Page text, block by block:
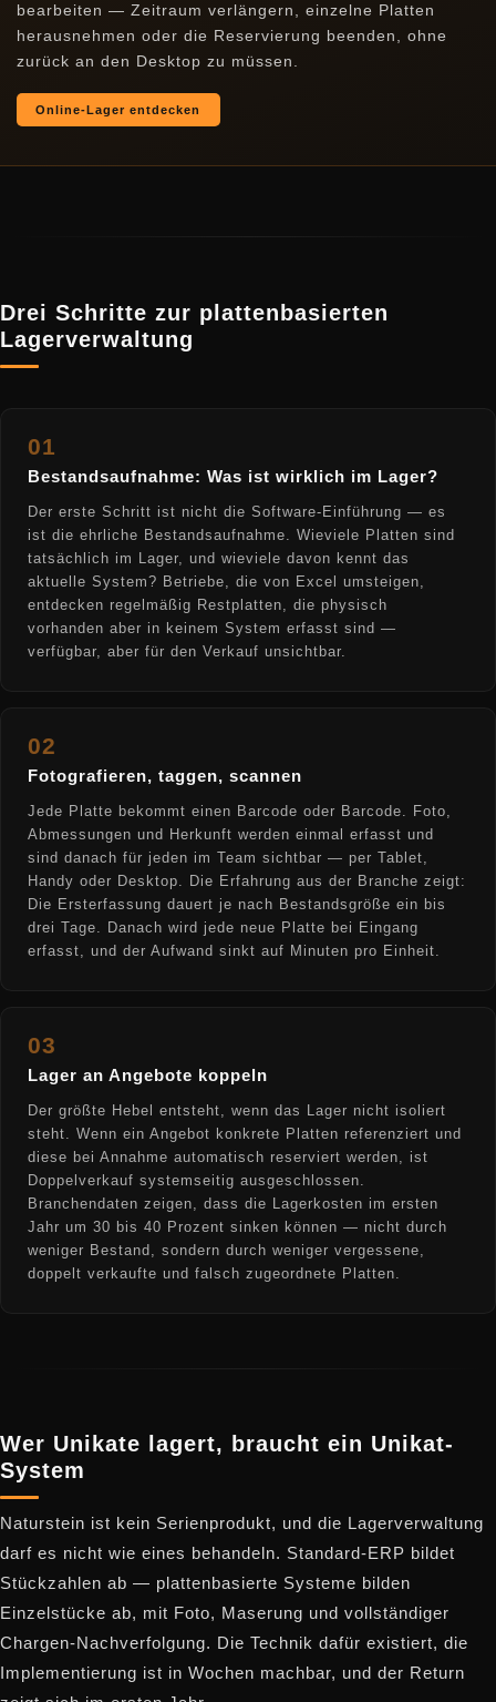
bearbeiten — Zeitraum verlängern, einzelne Platten
herausnehmen oder die Reservierung beenden, ohne
zurück an den Desktop zu müssen.
Online-Lager entdecken
Drei Schritte zur plattenbasierten
Lagerverwaltung
01
Bestandsaufnahme: Was ist wirklich im Lager?
Der erste Schritt ist nicht die Software-Einführung — es
ist die ehrliche Bestandsaufnahme. Wieviele Platten sind
tatsächlich im Lager, und wieviele davon kennt das
aktuelle System? Betriebe, die von Excel umsteigen,
entdecken regelmäßig Restplatten, die physisch
vorhanden aber in keinem System erfasst sind —
verfügbar, aber für den Verkauf unsichtbar.
02
Fotografieren, taggen, scannen
Jede Platte bekommt einen Barcode oder Barcode. Foto,
Abmessungen und Herkunft werden einmal erfasst und
sind danach für jeden im Team sichtbar — per Tablet,
Handy oder Desktop. Die Erfahrung aus der Branche zeigt:
Die Ersterfassung dauert je nach Bestandsgröße ein bis
drei Tage. Danach wird jede neue Platte bei Eingang
erfasst, und der Aufwand sinkt auf Minuten pro Einheit.
03
Lager an Angebote koppeln
Der größte Hebel entsteht, wenn das Lager nicht isoliert
steht. Wenn ein Angebot konkrete Platten referenziert und
diese bei Annahme automatisch reserviert werden, ist
Doppelverkauf systemseitig ausgeschlossen.
Branchendaten zeigen, dass die Lagerkosten im ersten
Jahr um 30 bis 40 Prozent sinken können — nicht durch
weniger Bestand, sondern durch weniger vergessene,
doppelt verkaufte und falsch zugeordnete Platten.
Wer Unikate lagert, braucht ein Unikat-
System
Naturstein ist kein Serienprodukt, und die Lagerverwaltung
darf es nicht wie eines behandeln. Standard-ERP bildet
Stückzahlen ab — plattenbasierte Systeme bilden
Einzelstücke ab, mit Foto, Maserung und vollständiger
Chargen-Nachverfolgung. Die Technik dafür existiert, die
Implementierung ist in Wochen machbar, und der Return